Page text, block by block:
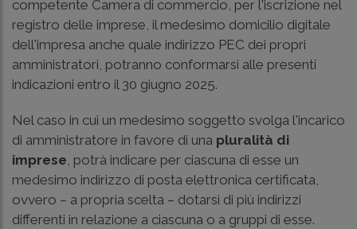
competente Camera di commercio, per l'iscrizione nel
registro delle imprese, il medesimo domicilio digitale
dell'impresa anche quale indirizzo PEC dei propri
amministratori, potranno conformarsi alle presenti
indicazioni entro il 30 giugno 2025.
Nel caso in cui un medesimo soggetto svolga l'incarico
di amministratore in favore di una pluralità di
imprese, potrà indicare per ciascuna di esse un
medesimo indirizzo di posta elettronica certificata,
ovvero – a propria scelta – dotarsi di più indirizzi
differenti in relazione a ciascuna o a gruppi di esse.